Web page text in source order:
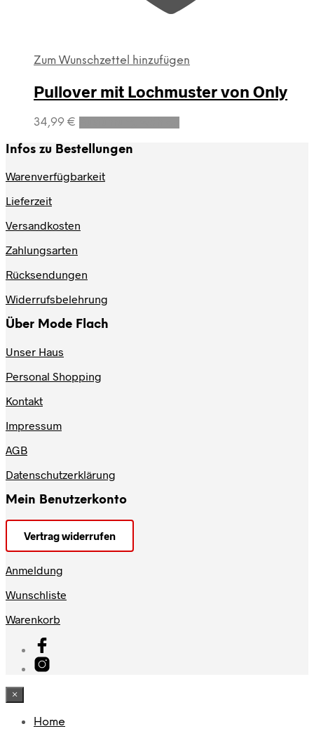
Zum Wunschzettel hinzufügen
Pullover mit Lochmuster von Only
34,99 €
Dieses
Infos zu Bestellungen
Warenverfügbarkeit
Lieferzeit
Versandkosten
Zahlungsarten
Rücksendungen
Widerrufsbelehrung
Über Mode Flach
Unser Haus
Personal Shopping
Kontakt
Impressum
AGB
Datenschutzerklärung
Mein Benutzerkonto
Vertrag widerrufen
Anmeldung
Wunschliste
Warenkorb
×
Home